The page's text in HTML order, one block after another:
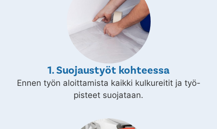
1. Suojaustyöt kohteessa
Ennen työn aloittamista kaikki kulkureitit ja työ-
pisteet suojataan.